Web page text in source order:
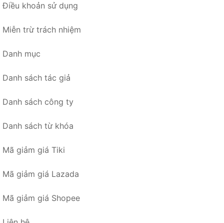
Điều khoản sử dụng
Miễn trừ trách nhiệm
Danh mục
Danh sách tác giả
Danh sách công ty
Danh sách từ khóa
Mã giảm giá Tiki
Mã giảm giá Lazada
Mã giảm giá Shopee